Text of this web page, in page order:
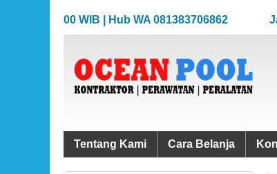
17.00 WIB | Hub WA 081383706862 Jam
Tentang Kami Cara Belanja